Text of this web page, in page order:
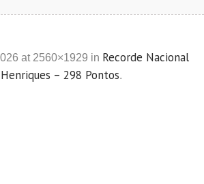
at 2560×1929 in Recorde Nacional
– 298 Pontos.